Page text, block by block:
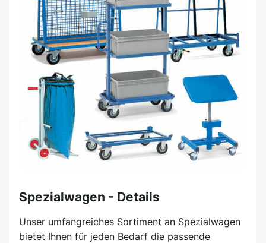
Spezialwagen - Details
Unser umfangreiches Sortiment an Spezialwagen
bietet Ihnen für jeden Bedarf die passende